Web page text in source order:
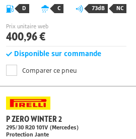
D C 73dB NC
Prix unitaire web
400,96 €
Disponible sur commande
P ZERO WINTER 2
295/30 R20101V